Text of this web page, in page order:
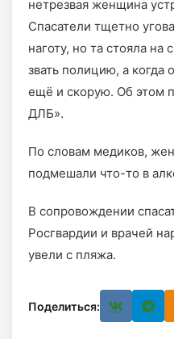
нетрезвая женщина
Спасатели тщетно
наготу, но та стояла
звать полицию, а когда
ещё и скорую. Об этом
ДЛБ».
По словам медиков,
подмешали что-то в
В сопровождении
Росгвардии и врачей
увели с пляжа.
Поделиться: